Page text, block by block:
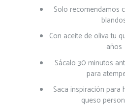
Solo recomendamos
Con aceite de oliva tu
años
Sácalo 30 minutos
para
Saca inspiración para
queso